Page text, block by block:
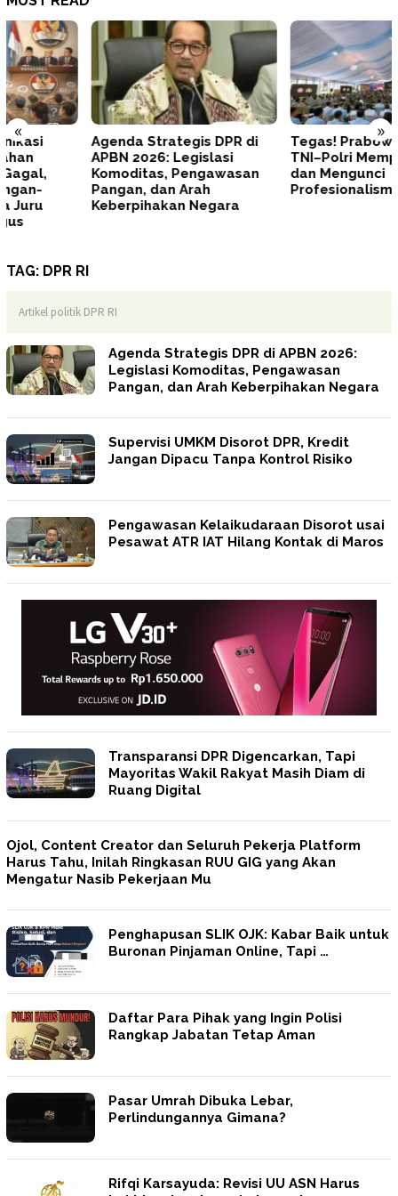
« »
Agenda Strategis DPR di
APBN 2026: Legislasi
Komoditas, Pengawasan
Pangan, dan Arah
Keberpihakan Negara
Tegas! Prabowo Minta
TNI–Polri Memperbaiki Diri
dan Mengunci
Profesionalisme
TAG: DPR RI
Artikel politik DPR RI
Agenda Strategis DPR di APBN 2026:
Legislasi Komoditas, Pengawasan
Pangan, dan Arah Keberpihakan Negara
Supervisi UMKM Disorot DPR, Kredit
Jangan Dipacu Tanpa Kontrol Risiko
Pengawasan Kelaikudaraan Disorot usai
Pesawat ATR IAT Hilang Kontak di Maros
Transparansi DPR Digencarkan, Tapi
Mayoritas Wakil Rakyat Masih Diam di
Ruang Digital
Ojol, Content Creator dan Seluruh Pekerja Platform
Harus Tahu, Inilah Ringkasan RUU GIG yang Akan
Mengatur Nasib Pekerjaan Mu
Penghapusan SLIK OJK: Kabar Baik untuk
Buronan Pinjaman Online, Tapi …
Daftar Para Pihak yang Ingin Polisi
Rangkap Jabatan Tetap Aman
Pasar Umrah Dibuka Lebar,
Perlindungannya Gimana?
Rifqi Karsayuda: Revisi UU ASN Harus